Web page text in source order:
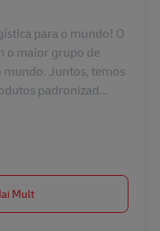
para o mundo! O
o maior grupo de
mundo. Juntos, temos
padronizad...
Mult